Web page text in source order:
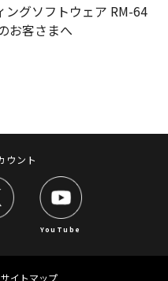
ングソフトウェア RM-64
お客さまへ
ウント
YouTube
サイトマップ